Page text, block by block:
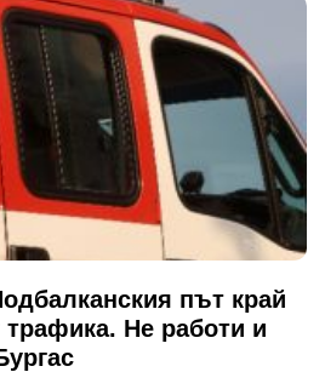
път край
Не работи и